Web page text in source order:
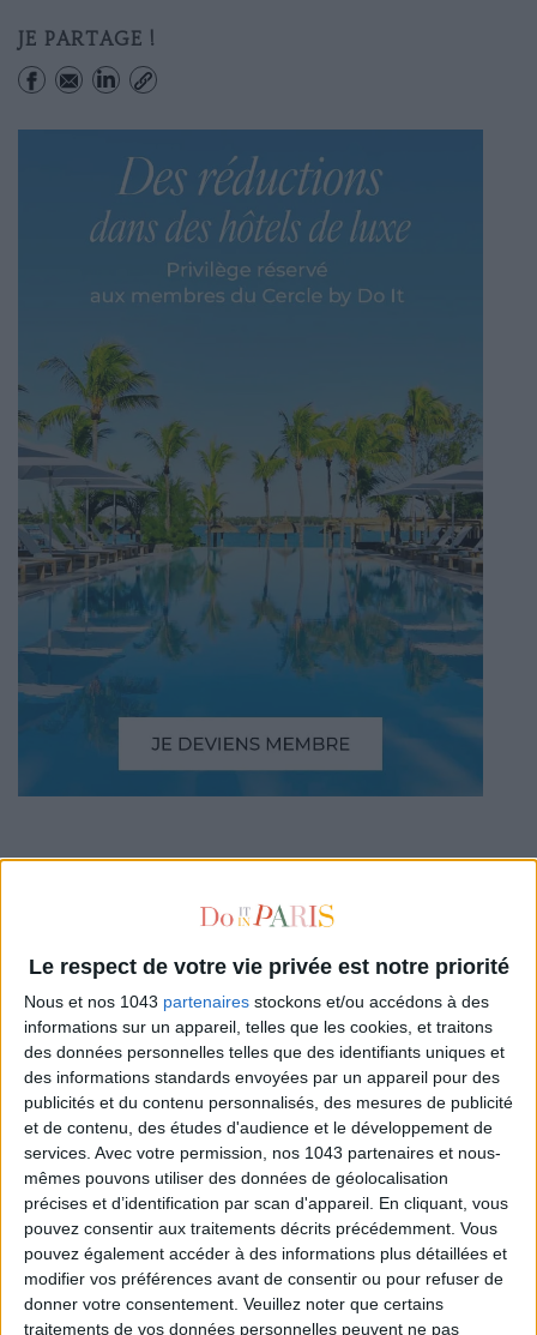
Le respect de votre vie privée est notre priorité
Nous et nos 1043 partenaires stockons et/ou accédons à des
informations sur un appareil, telles que les cookies, et traitons
des données personnelles telles que des identifiants uniques et
des informations standards envoyées par un appareil pour des
publicités et du contenu personnalisés, des mesures de publicité
et de contenu, des études d'audience et le développement de
services. Avec votre permission, nos 1043 partenaires et nous-
mêmes pouvons utiliser des données de géolocalisation
précises et d’identification par scan d'appareil. En cliquant, vous
pouvez consentir aux traitements décrits précédemment. Vous
pouvez également accéder à des informations plus détaillées et
modifier vos préférences avant de consentir ou pour refuser de
donner votre consentement. Veuillez noter que certains
traitements de vos données personnelles peuvent ne pas
JE PARTAGE !
LES MEILLEURS HÔTELS POUR UN WEEK-
END SPA ET GASTRONOMIE
LES (VRAIES) BONNES
CONNAÎTRE AUTOUR DE LA TOUR
LA SEMAINE DE DO IT